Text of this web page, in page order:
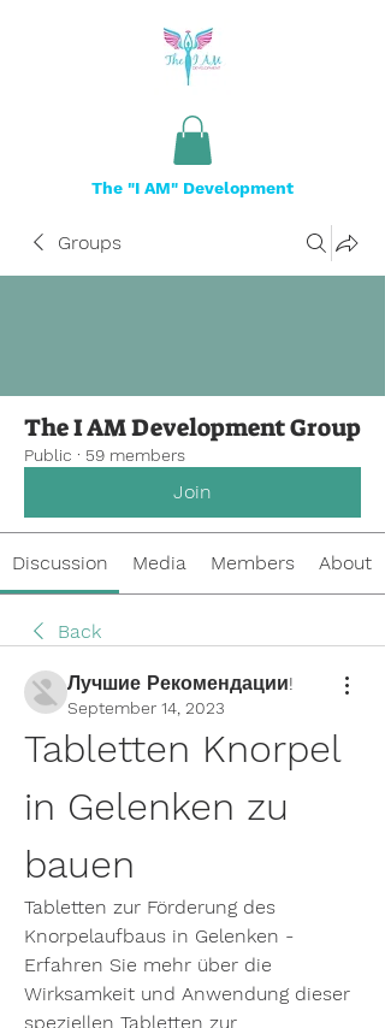
The "I AM" Development
Groups
The I AM Development Group
Public · 59 members
Join
Discussion Media Members About
Back
Лучшие Рекомендации!
September 14, 2023
Tabletten Knorpel
in Gelenken zu
bauen
Tabletten zur Förderung des
Knorpelaufbaus in Gelenken -
Erfahren Sie mehr über die
Wirksamkeit und Anwendung dieser
speziellen Tabletten zur